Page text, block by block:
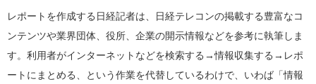
レポートを作成する日経記者は、日経テレコンの掲載する豊富なコ
ンテンツや業界団体、役所、企業の開示情報などを参考に執筆しま
す。利用者がインターネットなどを検索する→情報収集する→レポ
ートにまとめる、という作業を代替しているわけで、いわば「情報